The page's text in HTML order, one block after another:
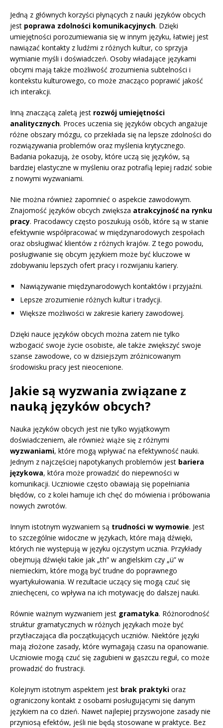
Jedną z głównych korzyści płynących z nauki języków obcych
jest poprawa zdolności komunikacyjnych. Dzięki
umiejętności porozumiewania się w innym języku, łatwiej jest
nawiązać kontakty z ludźmi z różnych kultur, co sprzyja
wymianie myśli i doświadczeń. Osoby władające językami
obcymi mają także możliwość zrozumienia subtelności i
kontekstu kulturowego, co może znacząco poprawić jakość
ich interakcji.
Inną znaczącą zaletą jest rozwój umiejętności
analitycznych. Proces uczenia się języków obcych angażuje
różne obszary mózgu, co przekłada się na lepsze zdolności do
rozwiązywania problemów oraz myślenia krytycznego.
Badania pokazują, że osoby, które uczą się języków, są
bardziej elastyczne w myśleniu oraz potrafią lepiej radzić sobie
z nowymi wyzwaniami.
Nie można również zapomnieć o aspekcie zawodowym.
Znajomość języków obcych zwiększa atrakcyjność na rynku
pracy. Pracodawcy często poszukują osób, które są w stanie
efektywnie współpracować w międzynarodowych zespołach
oraz obsługiwać klientów z różnych krajów. Z tego powodu,
posługiwanie się obcym językiem może być kluczowe w
zdobywaniu lepszych ofert pracy i rozwijaniu kariery.
Nawiązywanie międzynarodowych kontaktów i przyjaźni.
Lepsze zrozumienie różnych kultur i tradycji.
Większe możliwości w zakresie kariery zawodowej.
Dzięki nauce języków obcych można zatem nie tylko
wzbogacić swoje życie osobiste, ale także zwiększyć swoje
szanse zawodowe, co w dzisiejszym zróżnicowanym
środowisku pracy jest nieocenione.
Jakie są wyzwania związane z
nauką języków obcych?
Nauka języków obcych jest nie tylko wyjątkowym
doświadczeniem, ale również wiąże się z różnymi
wyzwaniami, które mogą wpływać na efektywność nauki.
Jednym z najczęściej napotykanych problemów jest bariera
językowa, która może prowadzić do niepewności w
komunikacji. Uczniowie często obawiają się popełniania
błędów, co z kolei hamuje ich chęć do mówienia i próbowania
nowych zwrotów.
Innym istotnym wyzwaniem są trudności w wymowie. Jest
to szczególnie widoczne w językach, które mają dźwięki,
których nie występują w języku ojczystym ucznia. Przykłady
obejmują dźwięki takie jak „th” w angielskim czy „ü” w
niemieckim, które mogą być trudne do poprawnego
wyartykułowania. W rezultacie uczący się mogą czuć się
zniechęceni, co wpływa na ich motywację do dalszej nauki.
Równie ważnym wyzwaniem jest gramatyka. Różnorodność
struktur gramatycznych w różnych językach może być
przytłaczająca dla początkujących uczniów. Niektóre języki
mają złożone zasady, które wymagają czasu na opanowanie.
Uczniowie mogą czuć się zagubieni w gąszczu reguł, co może
prowadzić do frustracji.
Kolejnym istotnym aspektem jest brak praktyki oraz
ograniczony kontakt z osobami posługującymi się danym
językiem na co dzień. Nawet najlepiej przyswojone zasady nie
przyniosą efektów, jeśli nie będą stosowane w praktyce. Bez